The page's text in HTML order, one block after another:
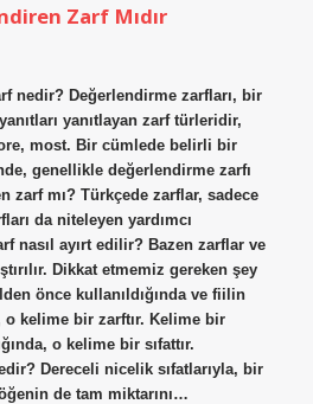
Zarf Mıdır
nedir? Değerlendirme zarfları, bir
yanıtlayan zarf türleridir,
most. Bir cümlede belirli bir
genellikle değerlendirme zarfı
zarf mı? Türkçede zarflar, sadece
da niteleyen yardımcı
nasıl ayırt edilir? Bazen zarflar ve
Dikkat etmemiz gereken şey
önce kullanıldığında ve fiilin
o kelime bir zarftır. Kelime bir
o kelime bir sıfattır.
Dereceli nicelik sıfatlarıyla, bir
de tam miktarını…